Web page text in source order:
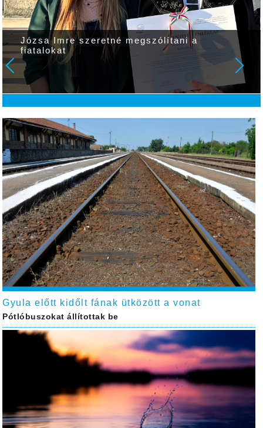
Józsa Imre szeretné megszólítani a
fiatalokat
Gyula előtt kidőlt fának ütközött a vonat
Pótlóbuszokat állítottak be